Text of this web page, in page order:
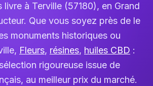
à Terville (57180), en Grand
Que vous soyez près de le
monuments historiques ou
Fleurs, résines, huiles CBD :
rigoureuse issue de
au meilleur prix du marché.